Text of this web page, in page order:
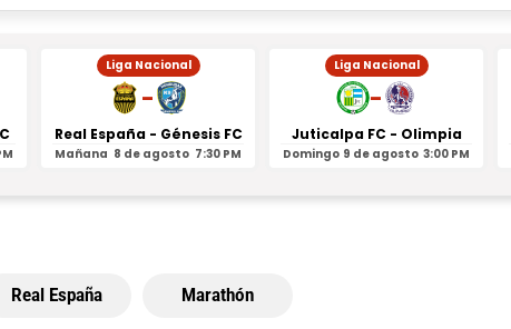
Liga Nacional
-
Real España - Génesis FC
Mañana 8 de agosto 7:30 PM
Liga Nacional
-
Juticalpa FC - Olimpia
Domingo 9 de agosto 3:00 PM
Real España Marathón